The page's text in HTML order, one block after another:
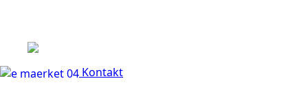
Kontakt